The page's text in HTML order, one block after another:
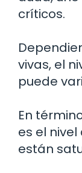
críticos.
vivas, el
puede
En
es el
están